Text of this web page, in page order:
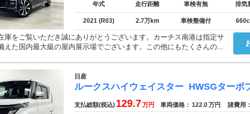
年式 走行距離 車検有無 排気
2021 (R03) 2.7万km 車検整備付
庫をご覧いただき誠にありがとうございます。カーチス南港は指定サ
えた国内最大級の屋内展示場でございます。この他にもたくさんの...
日産
ルークスハイウェイスター HWSGターボ
支払総額(税込) 129.7万円 車両価格： 122.0万円 諸費用：